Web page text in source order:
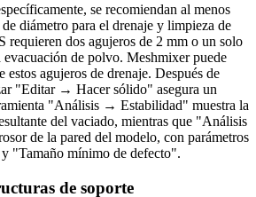
se recomiendan al menos
diámetro para el drenaje y limpieza de
requieren dos agujeros de 2 mm o un solo
evacuación de polvo. Meshmixer puede
estos agujeros de drenaje. Después de
"Editar → Hacer sólido" asegura un
"Análisis → Estabilidad" muestra la
del vaciado, mientras que "Análisis
de la pared del modelo, con parámetros
"Tamaño mínimo de defecto".
de soporte